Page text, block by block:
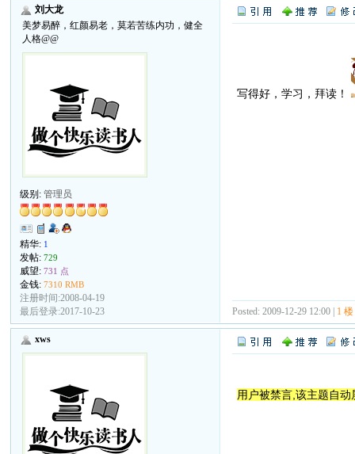
刘大龙
美梦易醉，红颜易老，莫若苦练内功，健全
人格@@
级别:管理员
精华: 1
发帖:729
威望:731 点
金钱:7310 RMB
注册时间:2008-04-19
最后登录:2017-10-23
写得好，学习，拜读！
Posted: 2009-12-29 12:00 | 1 楼
xws
用户被禁言,该主题自动